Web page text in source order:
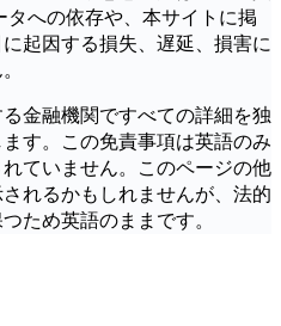
への依存や、本サイトに掲
起因する損失、遅延、損害に
金融機関ですべての詳細を独
す。この免責事項は英語のみ
ていません。このページの他
れるかもしれませんが、法的
ため英語のままです。